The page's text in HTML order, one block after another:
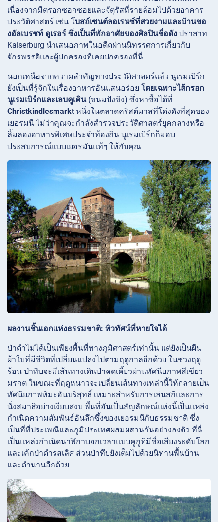
เนื่องจากมีตรอกซอกซอยและจัตุรัสที่รายล้อมไปด้วยอาคาร
ประวัติศาสตร์ เช่น โบสถ์เซนต์ลอเรนซ์ที่สวยงามและบ้านขอ
งอัลเบรชท์ ดูเรอร์ ซึ่งเป็นที่พักอาศัยของศิลปินชื่อดัง ปราสาท
Kaiserburg นำเสนอภาพในอดีตผ่านนิทรรศการเกี่ยวกับ
จักรพรรดิและผู้ปกครองที่เคยปกครองที่นี่
นอกเหนือจากความสำคัญทางประวัติศาสตร์แล้ว นูเรมเบิร์ก
ยังเป็นที่รู้จักในเรื่องอาหารอันแสนอร่อย โดยเฉพาะไส้กรอก
นูเรมเบิร์กและเลบคูเคิน(ขนมปังขิง) ซึ่งหาซื้อได้ที่
Christkindlesmarkt หนึ่งในตลาดคริสต์มาสที่โด่งดังที่สุดของ
เยอรมนี ไม่ว่าคุณจะกำลังสำรวจประวัติศาสตร์ยุคกลางหรือ
ลิ้มลองอาหารพิเศษประจำท้องถิ่น นูเรมเบิร์กก็มอบ
ประสบการณ์แบบเยอรมันแท้ๆ ให้กับคุณ
ผลงานชิ้นเอกแห่งธรรมชาติ: ทิวทัศน์ที่หายใจได้
ป่าดำไม่ได้เป็นเพียงพื้นที่ทางภูมิศาสตร์เท่านั้น แต่ยังเป็นผืน
ผ้าใบที่มีชีวิตที่เปลี่ยนแปลงไปตามฤดูกาลอีกด้วย ในช่วงฤดู
ร้อน ป่าทึบจะมีเส้นทางเดินป่าคดเคี้ยวผ่านทัศนียภาพสีเขียว
มรกต ในขณะที่ฤดูหนาวจะเปลี่ยนเส้นทางเหล่านี้ให้กลายเป็น
ทัศนียภาพหิมะอันบริสุทธิ์ เหมาะสำหรับการเล่นสกีและการ
นั่งสมาธิอย่างเงียบสงบ พื้นที่อันเป็นสัญลักษณ์แห่งนี้เป็นแหล่ง
กำเนิดความสัมพันธ์อันลึกซึ้งของเยอรมนีกับธรรมชาติ ซึ่ง
เป็นที่ที่ประเพณีและภูมิประเทศผสมผสานกันอย่างลงตัว ที่นี่
เป็นแหล่งกำเนิดนาฬิกาบอกเวลาแบบคูกูที่มีชื่อเสียงระดับโลก
และเค้กป่าดำรสเลิศ ส่วนป่าทึบยังเต็มไปด้วยนิทานพื้นบ้าน
และตำนานอีกด้วย